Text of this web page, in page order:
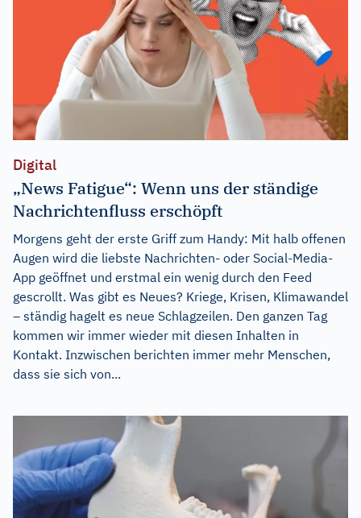
Digital
„News Fatigue“: Wenn uns der ständige
Nachrichtenfluss erschöpft
Morgens geht der erste Griff zum Handy: Mit halb offenen
Augen wird die liebste Nachrichten- oder Social-Media-
App geöffnet und erstmal ein wenig durch den Feed
gescrollt. Was gibt es Neues? Kriege, Krisen, Klimawandel
– ständig hagelt es neue Schlagzeilen. Den ganzen Tag
kommen wir immer wieder mit diesen Inhalten in
Kontakt. Inzwischen berichten immer mehr Menschen,
dass sie sich von...